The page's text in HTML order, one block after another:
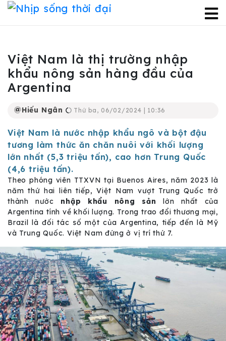
Việt Nam là thị trường nhập
khẩu nông sản hàng đầu của
Argentina
Hiếu Ngân Thứ ba, 06/02/2024 | 10:36
Việt Nam là nước nhập khẩu ngô và bột đậu
tương làm thức ăn chăn nuôi với khối lượng
lớn nhất (5,3 triệu tấn), cao hơn Trung Quốc
(4,6 triệu tấn).
Theo phóng viên TTXVN tại Buenos Aires, năm 2023 là
năm thứ hai liên tiếp, Việt Nam vượt Trung Quốc trở
thành nước nhập khẩu nông sản lớn nhất của
Argentina tính về khối lượng. Trong trao đổi thương mại,
Brazil là đối tác số một của Argentina, tiếp đến là Mỹ
và Trung Quốc. Việt Nam đứng ở vị trí thứ 7.